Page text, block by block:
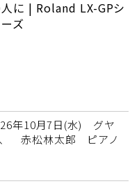
に | Roland LX-GPシ
ズ
年10月7日(水) グヤ
、 赤松林太郎 ピアノ